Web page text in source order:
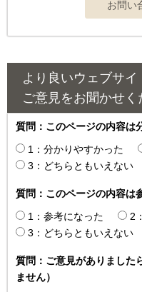
より良いウェブサ
ご意見をお聞かせく
質問：このページの内容は
1：分かりやすかった
3：どちらともいえない
質問：このページの内容は
1：参考になった
2
3：どちらともいえない
質問：ご意見がありました
ません）